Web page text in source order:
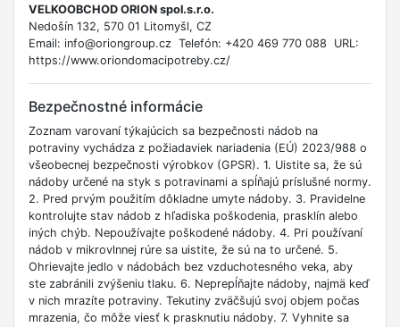
VELKOOBCHOD ORION spol.s.r.o.
Nedošín 132, 570 01 Litomyšl, CZ
Email: info@oriongroup.cz Telefón: +420 469 770 088 URL:
https://www.oriondomacipotreby.cz/
Bezpečnostné informácie
Zoznam varovaní týkajúcich sa bezpečnosti nádob na
potraviny vychádza z požiadaviek nariadenia (EÚ) 2023/988 o
všeobecnej bezpečnosti výrobkov (GPSR). 1. Uistite sa, že sú
nádoby určené na styk s potravinami a spĺňajú príslušné normy.
2. Pred prvým použitím dôkladne umyte nádoby. 3. Pravidelne
kontrolujte stav nádob z hľadiska poškodenia, prasklín alebo
iných chýb. Nepoužívajte poškodené nádoby. 4. Pri používaní
nádob v mikrovlnnej rúre sa uistite, že sú na to určené. 5.
Ohrievajte jedlo v nádobách bez vzduchotesného veka, aby
ste zabránili zvýšeniu tlaku. 6. Neprepĺňajte nádoby, najmä keď
v nich mrazíte potraviny. Tekutiny zväčšujú svoj objem počas
mrazenia, čo môže viesť k prasknutiu nádoby. 7. Vyhnite sa